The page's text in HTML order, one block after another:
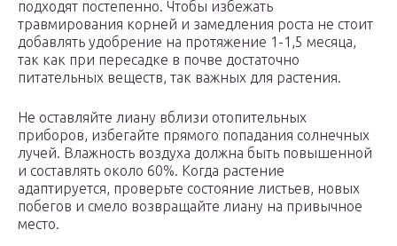
подходят постепенно. Чтобы избежать
травмирования корней и замедления роста не стоит
добавлять удобрение на протяжение 1-1,5 месяца,
так как при пересадке в почве достаточно
питательных веществ, так важных для растения.
Не оставляйте лиану вблизи отопительных
приборов, избегайте прямого попадания солнечных
лучей. Влажность воздуха должна быть повышенной
и составлять около 60%. Когда растение
адаптируется, проверьте состояние листьев, новых
побегов и смело возвращайте лиану на привычное
место.